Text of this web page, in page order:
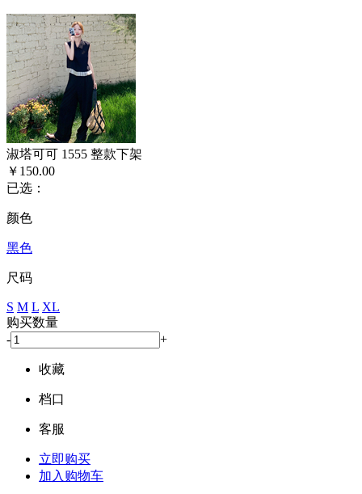
淑塔可可 1555 整款下架
￥150.00
已选：
颜色
黑色
尺码
S M L XL
购买数量
-
+
收藏
档口
客服
立即购买
加入购物车